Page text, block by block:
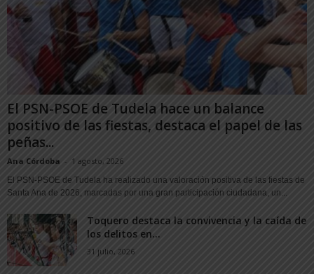
El PSN-PSOE de Tudela hace un balance
positivo de las fiestas, destaca el papel de las
peñas...
Ana Córdoba - 1 agosto, 2026
El PSN-PSOE de Tudela ha realizado una valoración positiva de las fiestas de
Santa Ana de 2026, marcadas por una gran participación ciudadana, un...
Toquero destaca la convivencia y la caída de
los delitos en...
31 julio, 2026